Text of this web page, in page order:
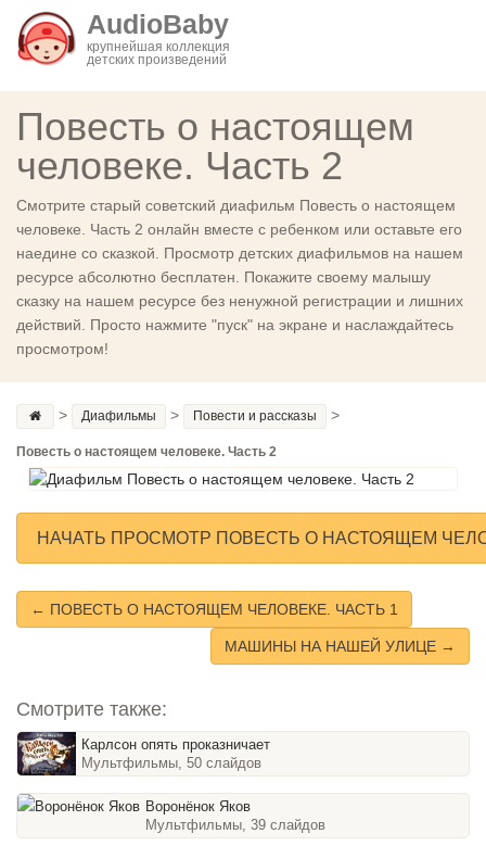
AudioBaby
крупнейшая коллекция
детских произведений
Повесть о настоящем
человеке. Часть 2
Смотрите старый советский диафильм Повесть о настоящем
человеке. Часть 2 онлайн вместе с ребенком или оставьте его
наедине со сказкой. Просмотр детских диафильмов на нашем
ресурсе абсолютно бесплатен. Покажите своему малышу
сказку на нашем ресурсе без ненужной регистрации и лишних
действий. Просто нажмите "пуск" на экране и наслаждайтесь
просмотром!
> Диафильмы > Повести и рассказы >
Повесть о настоящем человеке. Часть 2
НАЧАТЬ ПРОСМОТР ПОВЕСТЬ О НАСТОЯЩЕМ
← ПОВЕСТЬ О НАСТОЯЩЕМ ЧЕЛОВЕКЕ. ЧАСТЬ 1
МАШИНЫ НА НАШЕЙ УЛИЦЕ →
Смотрите также:
Карлсон опять проказничает
Мультфильмы, 50 слайдов
Воронёнок Яков
Мультфильмы, 39 слайдов